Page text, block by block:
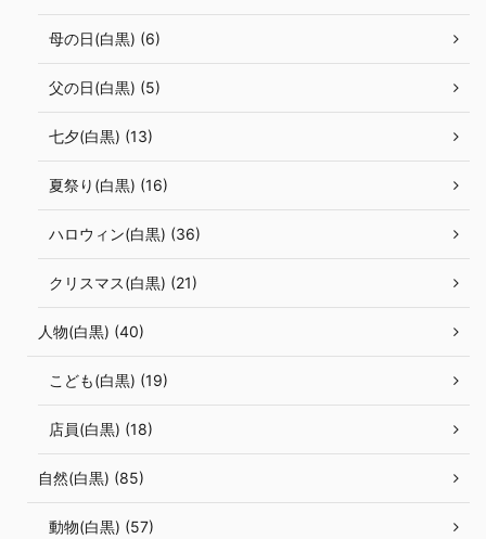
母の日(白黒) (6)
父の日(白黒) (5)
七夕(白黒) (13)
夏祭り(白黒) (16)
ハロウィン(白黒) (36)
クリスマス(白黒) (21)
人物(白黒) (40)
こども(白黒) (19)
店員(白黒) (18)
自然(白黒) (85)
動物(白黒) (57)